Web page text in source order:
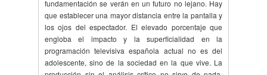
fundamentación se verán en un futuro no lejano. Hay
que establecer una mayor distancia entre la pantalla y
los ojos del espectador. El elevado porcentaje que
engloba el impacto y la superficialidad en la
programación televisiva española actual no es del
adolescente, sino de la sociedad en la que vive. La